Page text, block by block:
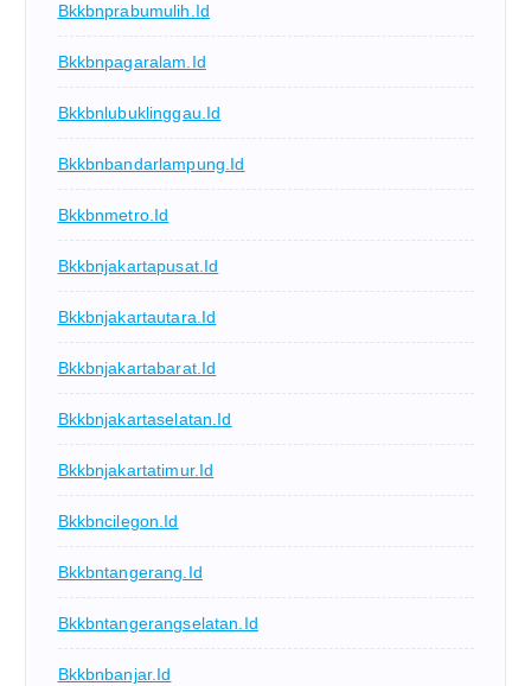
Bkkbnprabumulih.id
Bkkbnpagaralam.id
Bkkbnlubuklinggau.id
Bkkbnbandarlampung.id
Bkkbnmetro.id
Bkkbnjakartapusat.id
Bkkbnjakartautara.id
Bkkbnjakartabarat.id
Bkkbnjakartaselatan.id
Bkkbnjakartatimur.id
Bkkbncilegon.id
Bkkbntangerang.id
Bkkbntangerangselatan.id
Bkkbnbanjar.id